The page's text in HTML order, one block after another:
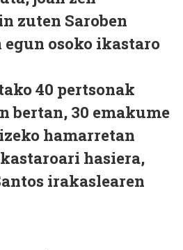
zuten Saroben
osoko ikastaro
40 pertsonak
bertan, 30 emakume
hamarretan
hasiera,
irakaslearen